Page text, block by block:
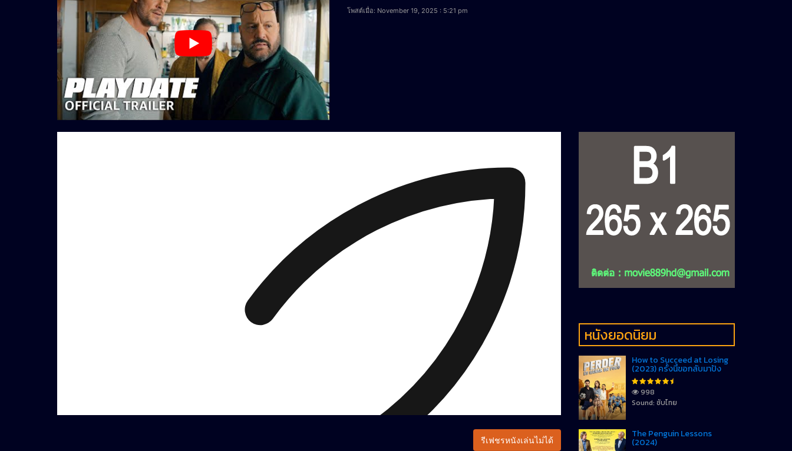
โพสต์เมื่อ: November 19, 2025 : 5:21 pm
รีเฟชรหนังเล่นไม่ได้
หนังยอดนิยม
How to Succeed at Losing
(2023) ครั้งนี้ขอกลับมาปัง
998
Sound: ซับไทย
The Penguin Lessons
(2024)